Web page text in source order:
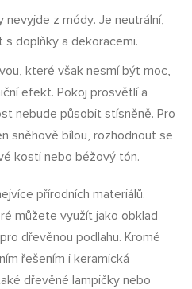
z módy. Je neutrální,
s doplňky a dekoracemi.
které však nesmí být moc,
efekt. Pokoj prosvětlí a
nebude působit stísněně. Pro
sněhově bílou, rozhodnout se
kosti nebo béžový tón.
přírodních materiálů.
můžete využít jako obklad
dřevěnou podlahu. Kromě
řešením i keramická
dřevěné lampičky nebo